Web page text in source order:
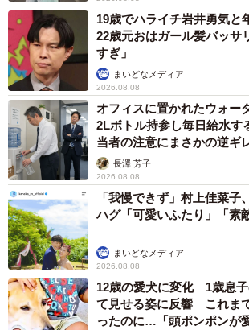
19歳でハライチ岩井勇気と
22歳元おはガール髪バッサ
すぎ」
まいどなメディア
2026.08.08
オフィスに置かれたウォ
2Lボトル持参し毎日給水
当者の注意にまさかの逆ギ
説】長澤 芳子
2026.08.08
「我慢できず」村上佳菜子
ハグ「可愛いふたり」「素
まいどなメディア
2026.08.08
12歳の愛犬に変化 1歳息
て見せる姿に反響 これま
ったのに…「頭ポンポンが